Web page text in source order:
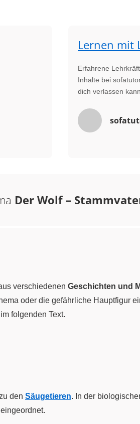
Lernen mit
Erfahrene
Inhalte bei
dich verlassen
Der Wolf –
verschiedenen Geschichten und
oder die gefährliche Hauptfigur
folgenden Text.
den Säugetieren. In der